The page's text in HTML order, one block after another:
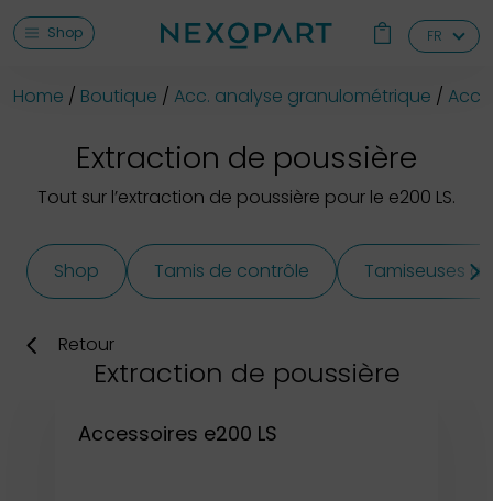
Shop FR
Home Boutique Acc. analyse granulométrique
Extraction de poussière
Tout sur l’extraction de poussière pour le e200 LS.
Shop Tamis de contrôle Tamiseuses
Retour
Extraction de poussière
Accessoires e200 LS